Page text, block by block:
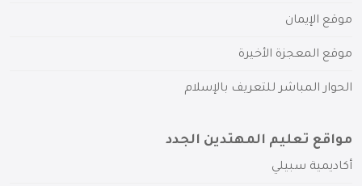
موقع الإيمان
موقع المعجزة الأخيرة
الحوار المباشر للتعريف بالإسلام
مواقع تعليم المهتدين الجدد
أكاديمية سبيلي